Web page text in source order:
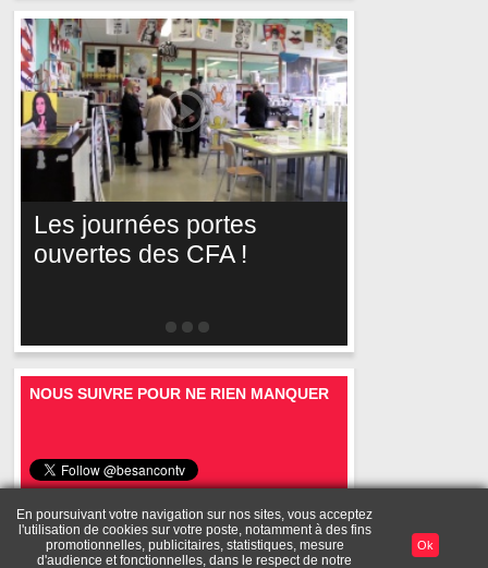
Les journées portes
ouvertes des CFA !
NOUS SUIVRE POUR NE RIEN MANQUER
En poursuivant votre navigation sur nos sites, vous acceptez
l'utilisation de cookies sur votre poste, notamment à des fins
promotionnelles, publicitaires, statistiques, mesure
d'audience et fonctionnelles, dans le respect de notre
Ok
Mentions
légales
A
propos
Toutes les
vidéos
Diffusez vos
vidéos
Mon
compte